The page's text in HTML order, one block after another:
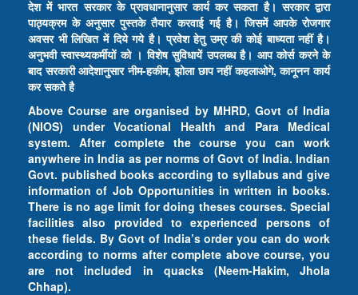
देश में भारत सरकार के प्रावधानानुसार कार्य कर सकता है। सरकार द्वारा
पाठ्यक्रम के अनुसार पुस्तके तैयार करवाई गई है। जिसमें आपके रोजगार
अवसर भी लिखित में दिये गये है। प्रवेश हेतु उम्र की कोई बाध्यता नहीं है।
अनुभवी स्वास्थ्यकर्मीयों को । विशेष सुविधायें उपलब्ध है। आप कोर्स करने के
बाद सरकारी आदेशानुसार नीम-हकीम, झोला छाप नहीं कहलाओगे, कानूनन कार्य
कर सकते है
Above Course are organised by MHRD, Govt of India
(NIOS) under Vocational Health and Para Medical
system. After complete the course you can work
anywhere in India as per norms of Govt of India. Indian
Govt. published books according to syllabus and give
information of Job Opportunities in written in books.
There is no age limit for doing theses courses. Special
facilities also provided to experienced persons of
these fields. By Govt of India’s order you can do work
according to norms after complete above course, you
are not included in quacks (Neem-Hakim, Jhola
Chhap).